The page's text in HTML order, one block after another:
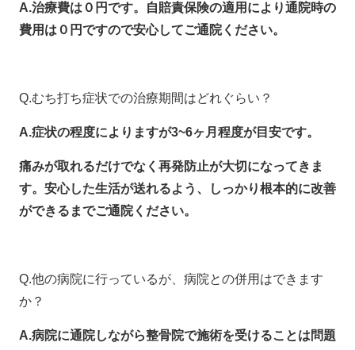
A.治療費は０円です。自賠責保険の適用により通院時の
費用は０円ですので安心してご通院ください。
Q.むち打ち症状での治療期間はどれぐらい？
A.症状の程度によりますが3~6ヶ月程度が目安です。
痛みが取れるだけでなく再発防止が大切になってきま
す。安心した生活が送れるよう、しっかり根本的に改善
ができるまでご通院ください。
Q.他の病院に行っているが、病院との併用はできます
か？
A.病院に通院しながら整骨院で施術を受けることは問題